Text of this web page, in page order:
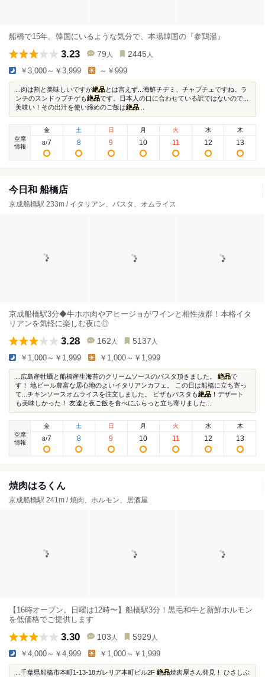
船橋で15年。韓国にいるような気分で、本場韓国の『参鶏湯』
3.23 79 人 2445 人
￥3,000～￥3,999 ～￥999
...肉は割と美味しいですが絶品とは言えず...海鮮チヂミ、チャプチェですね。ラ
ンチのスンドゥブチゲも絶品です。日本人の口に合わせている訳ではないので...
美味い！その出汁を使い締めのご飯は絶品
空席
情報
金
8/7
土
8
日
9
月
10
火
11
水
12
木
13
今日和 船橋店
京成船橋駅 233m / イタリアン、パスタ、オムライス
京成船橋駅3分◆牛ホホ肉やアヒージョがワインと相性抜群！本格イタ
リアンを気軽に楽しむ夜に◎
3.28 162 人 5137 人
￥1,000～￥1,999 ￥1,000～￥1,999
...広島産牡蠣と船橋産生海苔のクリームソースのパスタ頂きました。 絶品で
す！ 地ビール豊富な居心地のよいイタリアンカフェ。 この日は船橋に立ち寄っ
て...チキンソースオムライスを注文しました。 ピザもパスタも絶品 ！デザート
も美味しかった！ 友達と夜ご飯を食べにふらっと立ち寄りました...
空席
情報
金
8/7
土
8
日
9
月
10
火
11
水
12
木
13
焼肉はるくん
京成船橋駅 241m / 焼肉、ホルモン、居酒屋
【16時オープン。日曜は12時〜】船橋駅3分！黒毛和牛と新鮮ホルモン
を低価格でご提供します
3.30 103 人 5929 人
￥4,000～￥4,999 ￥1,000～￥1,999
...千葉県船橋市本町1-13-18ガレリア本町ビル2F 絶品焼肉屋さん発見！ ひさしぶ